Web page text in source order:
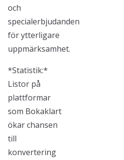
och
specialerbjudanden
för ytterligare
uppmärksamhet.
*Statistik:*
Listor på
plattformar
som Bokaklart
ökar chansen
till
konvertering